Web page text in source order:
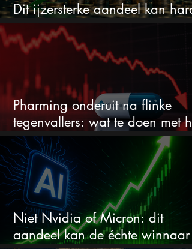
Dit ijzersterke aandeel kan hard
stijgen maar bijna niemand kijkt
Pharming onderuit na flinke
tegenvallers: wat te doen met
aandeel?
Niet Nvidia of Micron: dit
aandeel kan de échte winnaar